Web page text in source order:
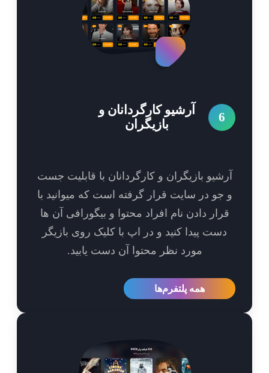
آرشیو کارگردانان و
بازیگران
بازیگران و کارگردانان با قابلیت جست
در سایت قرار گرفته است که میوانید با
دادن نام افراد محتوا و بیگورافی آن ها
پیدا کنید و در اپ با کلیک روی بازیگر
مورد نظر محتوا آن دست یابید.
همه پلتفرم‌ها